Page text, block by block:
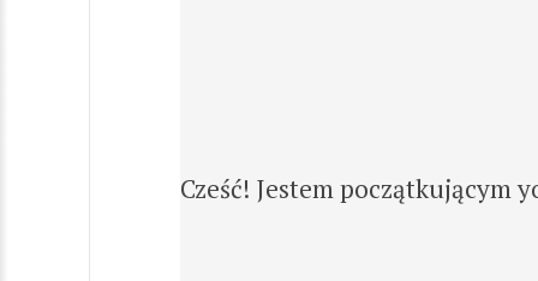
Cześć! Jestem początkującym